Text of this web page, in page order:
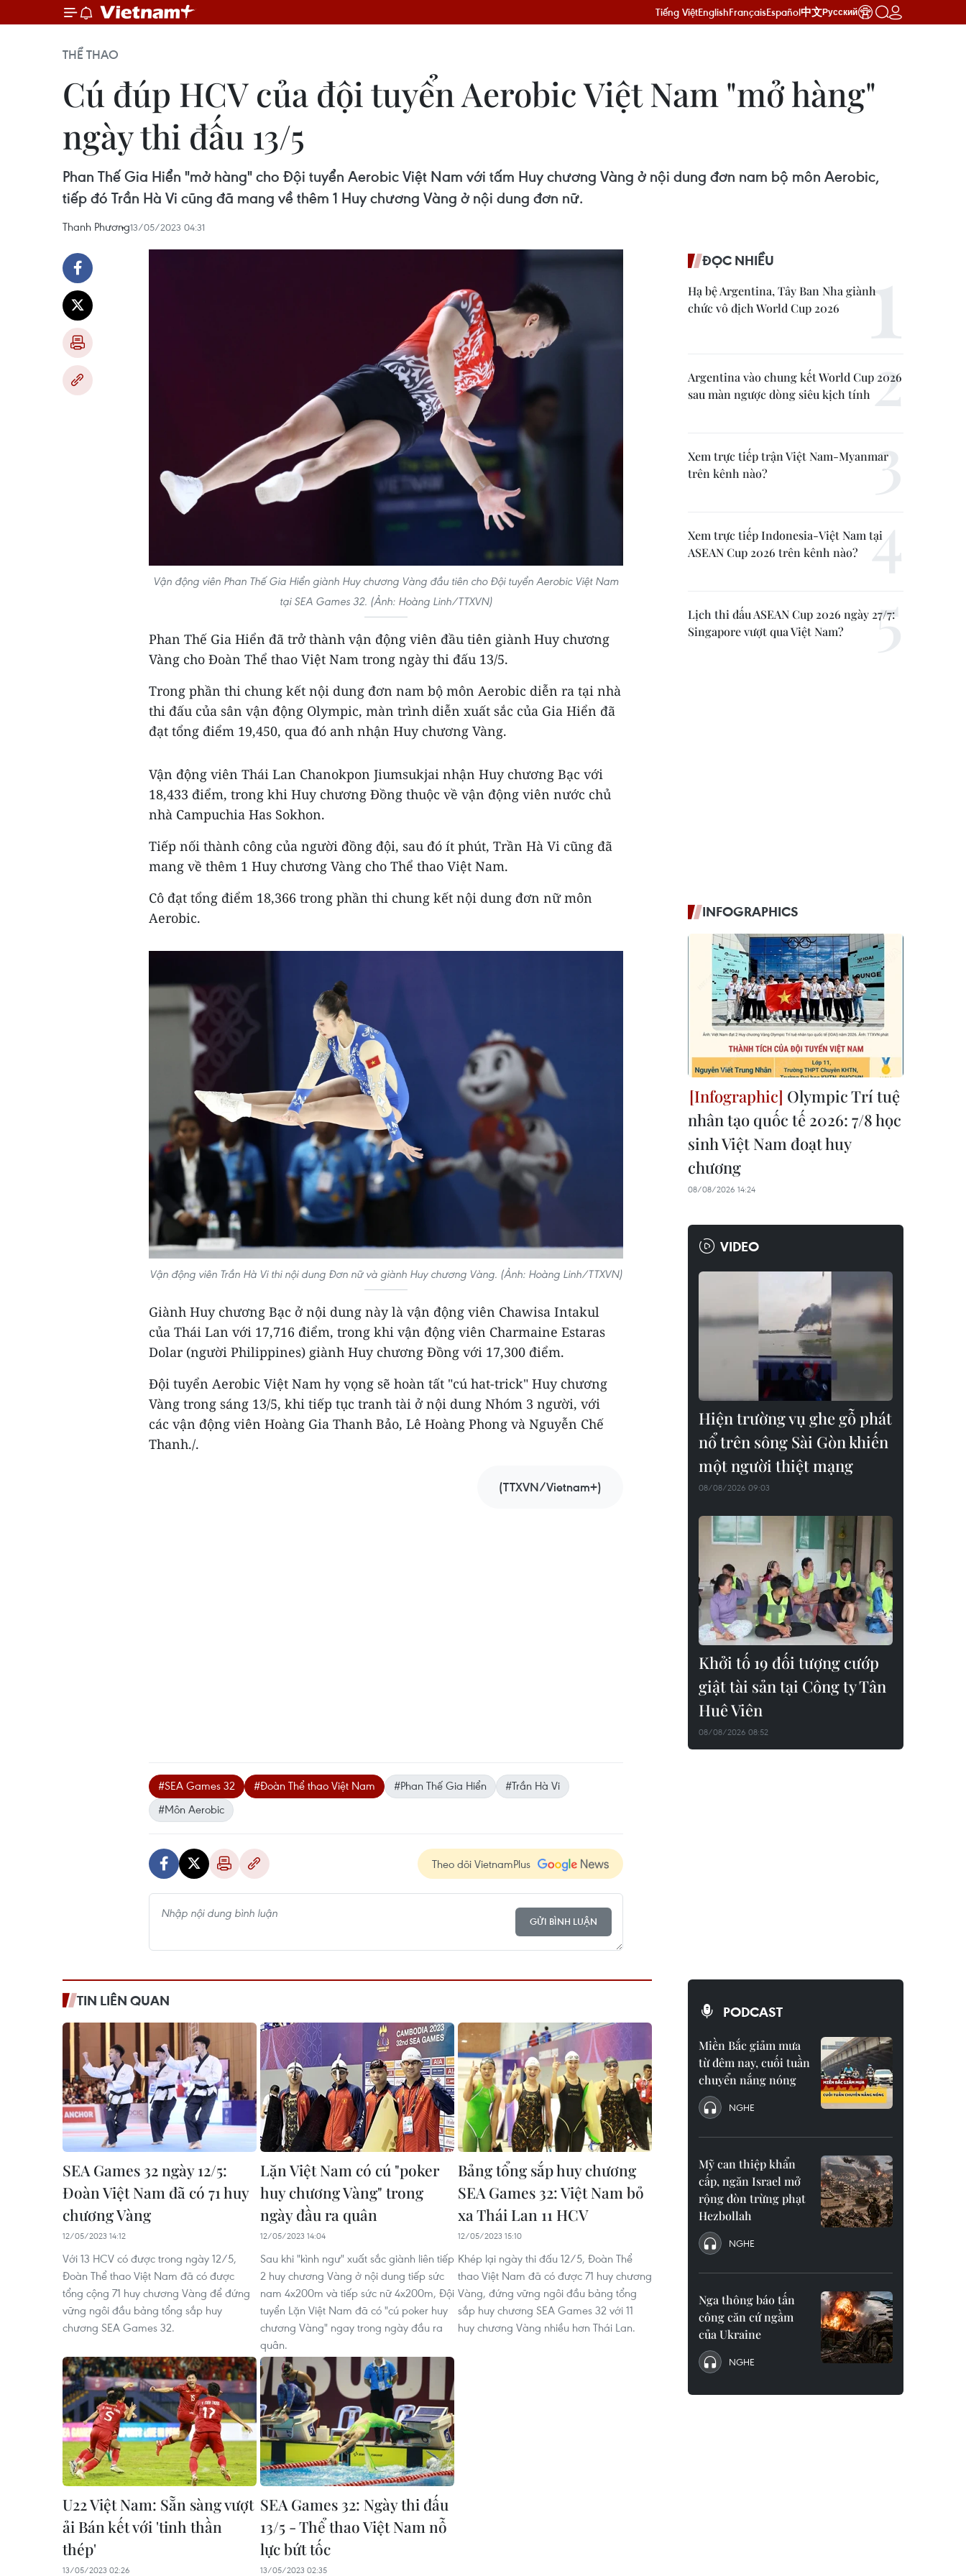
Tiếng ViệtEnglishFrançaisEspañol中文Русский
THỂ THAO
Cú đúp HCV của đội tuyển Aerobic Việt Nam "mở hàng"
ngày thi đấu 13/5
Phan Thế Gia Hiển "mở hàng" cho Đội tuyển Aerobic Việt Nam với tấm Huy chương Vàng ở nội dung đơn nam bộ môn Aerobic,
tiếp đó Trần Hà Vi cũng đã mang về thêm 1 Huy chương Vàng ở nội dung đơn nữ.
Thanh Phương13/05/2023 04:31
Vận động viên Phan Thế Gia Hiển giành Huy chương Vàng đầu tiên cho Đội tuyển Aerobic Việt Nam
tại SEA Games 32. (Ảnh: Hoàng Linh/TTXVN)
Phan Thế Gia Hiển đã trở thành vận động viên đầu tiên giành Huy chương
Vàng cho Đoàn Thể thao Việt Nam trong ngày thi đấu 13/5.
Trong phần thi chung kết nội dung đơn nam bộ môn Aerobic diễn ra tại nhà
thi đấu của sân vận động Olympic, màn trình diễn xuất sắc của Gia Hiển đã
đạt tổng điểm 19,450, qua đó anh nhận Huy chương Vàng.
Vận động viên Thái Lan Chanokpon Jiumsukjai nhận Huy chương Bạc với
18,433 điểm, trong khi Huy chương Đồng thuộc về vận động viên nước chủ
nhà Campuchia Has Sokhon.
Tiếp nối thành công của người đồng đội, sau đó ít phút, Trần Hà Vi cũng đã
mang về thêm 1 Huy chương Vàng cho Thể thao Việt Nam.
Cô đạt tổng điểm 18,366 trong phần thi chung kết nội dung đơn nữ môn
Aerobic.
Vận động viên Trần Hà Vi thi nội dung Đơn nữ và giành Huy chương Vàng. (Ảnh: Hoàng Linh/TTXVN)
Giành Huy chương Bạc ở nội dung này là vận động viên Chawisa Intakul
của Thái Lan với 17,716 điểm, trong khi vận động viên Charmaine Estaras
Dolar (người Philippines) giành Huy chương Đồng với 17,300 điểm.
Đội tuyển Aerobic Việt Nam hy vọng sẽ hoàn tất "cú hat-trick" Huy chương
Vàng trong sáng 13/5, khi tiếp tục tranh tài ở nội dung Nhóm 3 người, với
các vận động viên Hoàng Gia Thanh Bảo, Lê Hoàng Phong và Nguyễn Chế
Thanh./.
(TTXVN/Vietnam+)
#SEA Games 32 #Đoàn Thể thao Việt Nam #Phan Thế Gia Hiển
#Trần Hà Vi
#Môn Aerobic
Theo dõi VietnamPlus
GỬI BÌNH LUẬN
TIN LIÊN QUAN
SEA Games 32 ngày 12/5:
Đoàn Việt Nam đã có 71 huy
chương Vàng
12/05/2023 14:12
Với 13 HCV có được trong ngày 12/5,
Đoàn Thể thao Việt Nam đã có được
tổng cộng 71 huy chương Vàng để đứng
vững ngôi đầu bảng tổng sắp huy
chương SEA Games 32.
Lặn Việt Nam có cú "poker
huy chương Vàng" trong
ngày đầu ra quân
12/05/2023 14:04
Sau khi "kình ngư" xuất sắc giành liên tiếp
2 huy chương Vàng ở nội dung tiếp sức
nam 4x200m và tiếp sức nữ 4x200m, Đội
tuyển Lặn Việt Nam đã có "cú poker huy
chương Vàng" ngay trong ngày đầu ra
quân.
Bảng tổng sắp huy chương
SEA Games 32: Việt Nam bỏ
xa Thái Lan 11 HCV
12/05/2023 15:10
Khép lại ngày thi đấu 12/5, Đoàn Thể
thao Việt Nam đã có được 71 huy chương
Vàng, đứng vững ngôi đầu bảng tổng
sắp huy chương SEA Games 32 với 11
huy chương Vàng nhiều hơn Thái Lan.
U22 Việt Nam: Sẵn sàng vượt
ải Bán kết với 'tinh thần
thép'
13/05/2023 02:26
SEA Games 32: Ngày thi đấu
13/5 - Thể thao Việt Nam nỗ
lực bứt tốc
13/05/2023 02:35
ĐỌC NHIỀU
Hạ bệ Argentina, Tây Ban Nha giành
chức vô địch World Cup 2026
Argentina vào chung kết World Cup 2026
sau màn ngược dòng siêu kịch tính
Xem trực tiếp trận Việt Nam-Myanmar
trên kênh nào?
Xem trực tiếp Indonesia-Việt Nam tại
ASEAN Cup 2026 trên kênh nào?
Lịch thi đấu ASEAN Cup 2026 ngày 27/7:
Singapore vượt qua Việt Nam?
INFOGRAPHICS
Olympic Trí tuệ
nhân tạo quốc tế 2026: 7/8 học
sinh Việt Nam đoạt huy
chương
08/08/2026 14:24
VIDEO
Hiện trường vụ ghe gỗ phát
nổ trên sông Sài Gòn khiến
một người thiệt mạng
08/08/2026 09:03
Khởi tố 19 đối tượng cướp
giật tài sản tại Công ty Tân
Huê Viên
08/08/2026 08:52
PODCAST
Miền Bắc giảm mưa
từ đêm nay, cuối tuần
chuyển nắng nóng
NGHE
Mỹ can thiệp khẩn
cấp, ngăn Israel mở
rộng đòn trừng phạt
Hezbollah
NGHE
Nga thông báo tấn
công căn cứ ngầm
của Ukraine
NGHE